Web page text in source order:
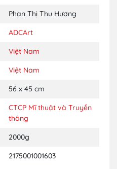
Phan Thị Thu Hương
ADCArt
Việt Nam
Việt Nam
56 x 45 cm
CTCP Mĩ thuật và Truyền
thông
2000g
2175001001603